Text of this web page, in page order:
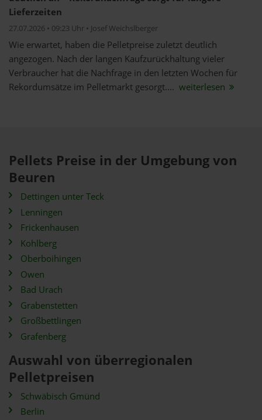
Lieferzeiten
27.07.2026 • 09:23 Uhr • Josef Weichslberger
Wie erwartet, haben die Pelletpreise zuletzt deutlich
angezogen. Nach der langen Kaufzurückhaltung vieler
Verbraucher hat die Nachfrage in den letzten Wochen für
Rekordumsätze im Pelletmarkt gesorgt.... weiterlesen
Pellets Preise in der Umgebung von
Beuren
Dettingen unter Teck
Lenningen
Frickenhausen
Kohlberg
Oberboihingen
Owen
Bad Urach
Grabenstetten
Großbettlingen
Grafenberg
Auswahl von überregionalen
Pelletpreisen
Schwäbisch Gmünd
Berlin